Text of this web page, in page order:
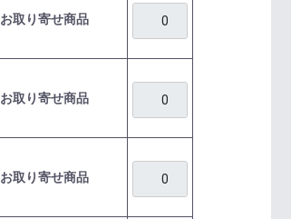
お取り寄せ商品
お取り寄せ商品
お取り寄せ商品